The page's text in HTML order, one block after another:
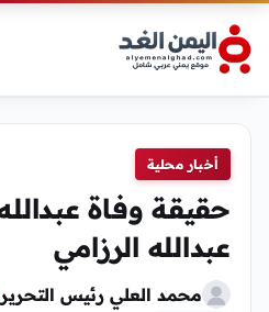
أخبار محلية
حقيقة وفاة
عبدالله الرزامي
محمد العلي رئيس التحرير